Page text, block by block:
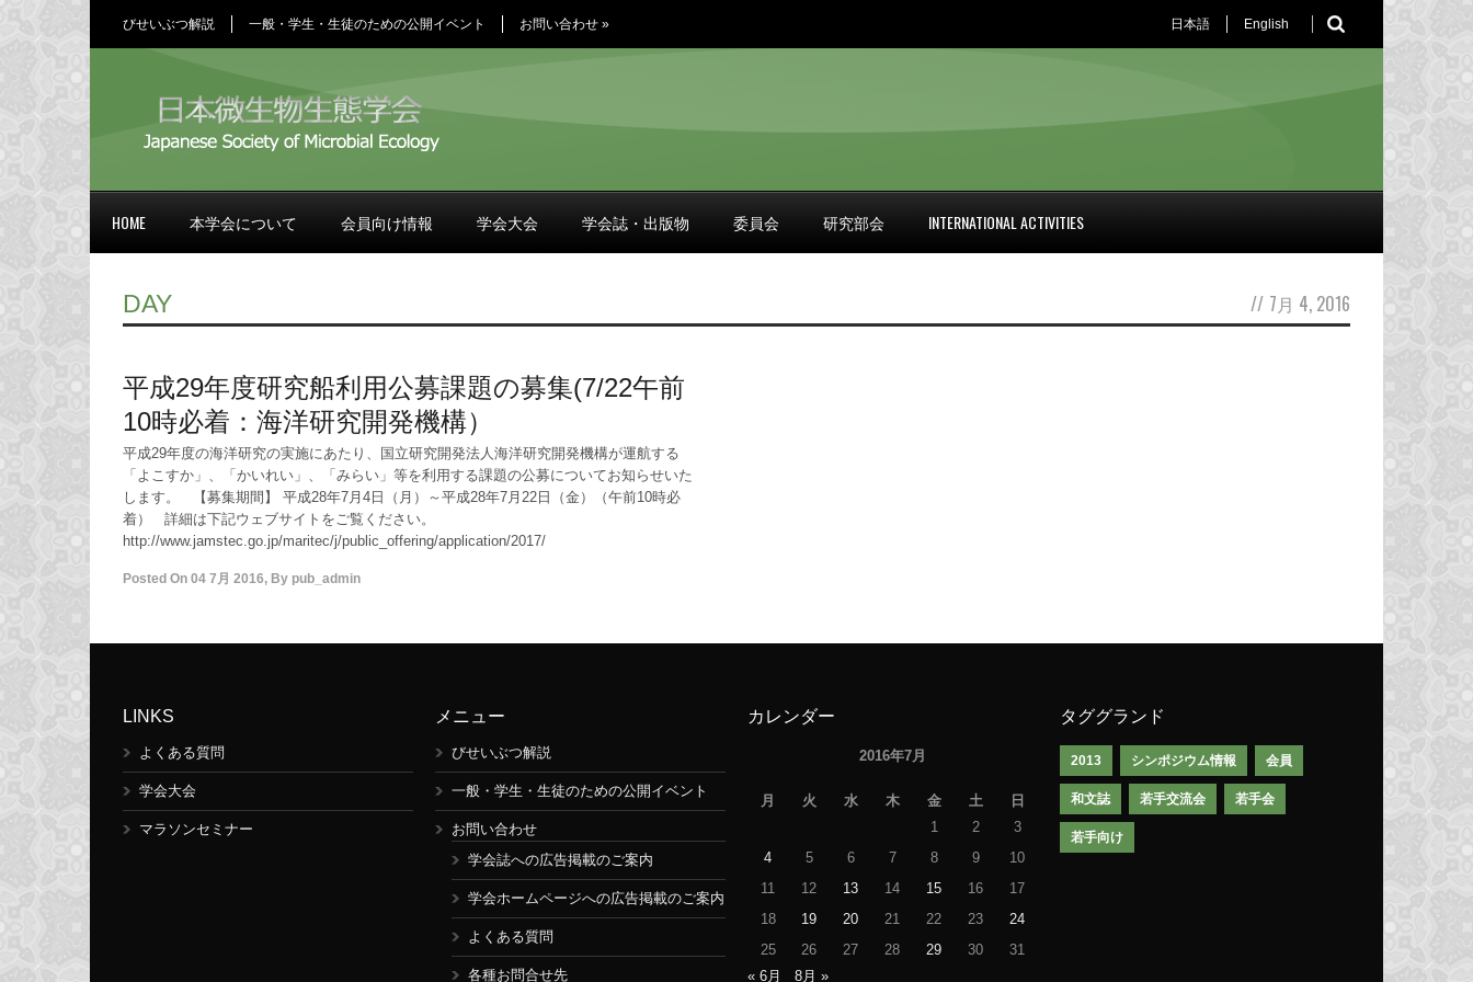
びせいぶつ解説 一般・学生・生徒のための公開イベント お問い合わせ » 日本語 English
HOME 本学会について 会員向け情報 学会大会 学会誌・出版物 委員会 研究部会 INTERNATIONAL ACTIVITIES
DAY // 7月 4, 2016
平成29年度研究船利用公募課題の募集(7/22午前
10時必着：海洋研究開発機構）
平成29年度の海洋研究の実施にあたり、国立研究開発法人海洋研究開発機構が運航する
「よこすか」、「かいれい」、「みらい」等を利用する課題の公募についてお知らせいた
します。 【募集期間】 平成28年7月4日（月）～平成28年7月22日（金）（午前10時必
着） 詳細は下記ウェブサイトをご覧ください。
http://www.jamstec.go.jp/maritec/j/public_offering/application/2017/
Posted On 04 7月 2016, By pub_admin
LINKS
よくある質問
学会大会
マラソンセミナー
メニュー
びせいぶつ解説
一般・学生・生徒のための公開イベント
お問い合わせ
学会誌への広告掲載のご案内
学会ホームページへの広告掲載のご案内
よくある質問
各種お問合せ先
カレンダー
2016年7月
月 火 水 木 金 土
日
1
2
3
4
5 6 7 8 9
10
11
12 13 14 15 16
17
18
19 20 21 22 23
24
25
26 27 28 29 30
31
« 6月
8月 »
タググランド
2013 シンポジウム情報 会員
和文誌 若手交流会 若手会
若手向け